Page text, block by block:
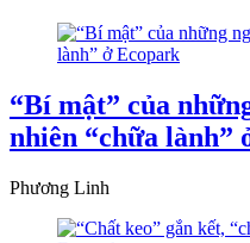
“Bí mật” của
nhiên “chữa lành”
Phương Linh